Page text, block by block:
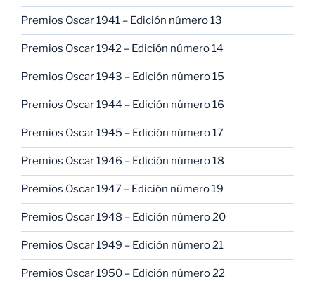
Premios Oscar 1941 – Edición número 13
Premios Oscar 1942 – Edición número 14
Premios Oscar 1943 – Edición número 15
Premios Oscar 1944 – Edición número 16
Premios Oscar 1945 – Edición número 17
Premios Oscar 1946 – Edición número 18
Premios Oscar 1947 – Edición número 19
Premios Oscar 1948 – Edición número 20
Premios Oscar 1949 – Edición número 21
Premios Oscar 1950 – Edición número 22